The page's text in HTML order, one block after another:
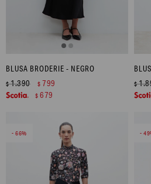
BLUSA BRODERIE - NEGRO
$1.390 $ 799
$ 679
$
66 49